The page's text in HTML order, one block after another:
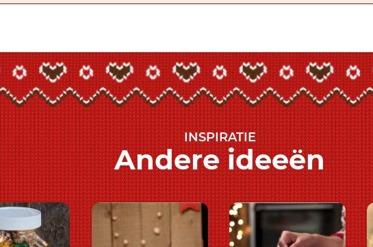
INSPIRATIE
Andere ideeën